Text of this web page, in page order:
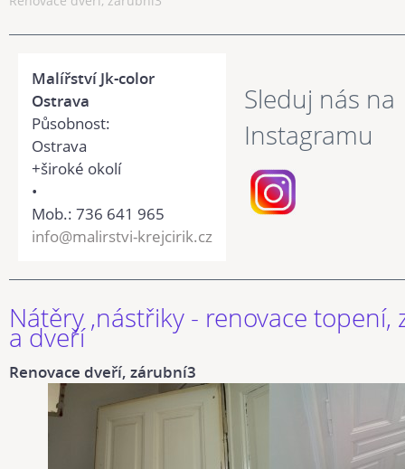
Malířství Jk-color
Ostrava
Působnost:
Ostrava
+široké okolí
•
Mob.: 736 641 965
info@malirstvi-krejcirik.cz
Sleduj nás na
Instagramu
Nátěry ,nástřiky - renovace topení,
a dveří
Renovace dveří, zárubní3